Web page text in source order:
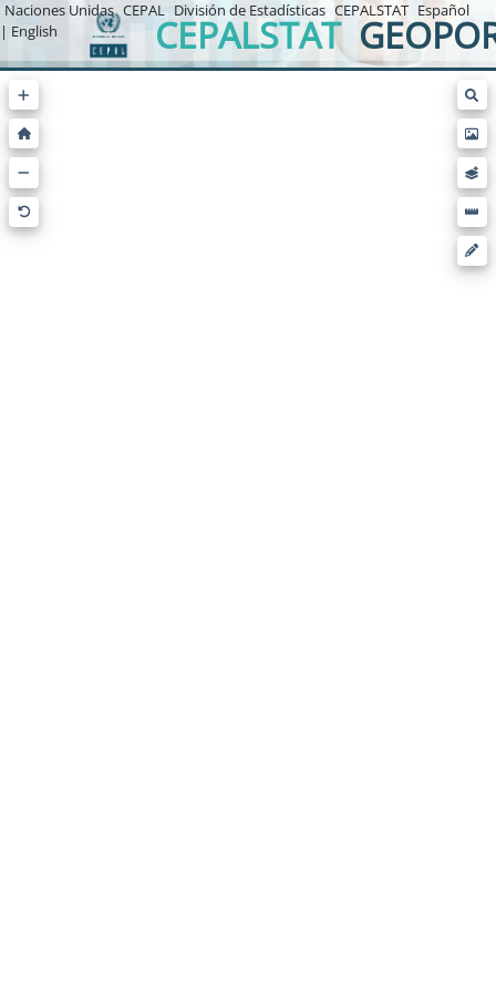
CEPALSTAT
Naciones Unidas CEPAL División de Estadísticas CEPALSTAT Español
| English